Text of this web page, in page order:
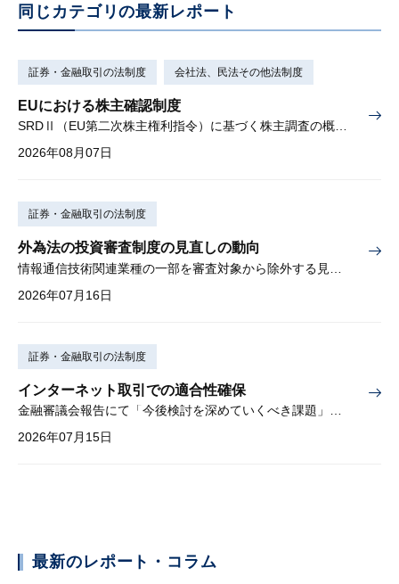
同じカテゴリの最新レポート
証券・金融取引の法制度 会社法、民法その他法制度
EUにおける株主確認制度
SRDⅡ（EU第二次株主権利指令）に基づく株主調査の概要と課題
2026年08月07日
証券・金融取引の法制度
外為法の投資審査制度の見直しの動向
2026年07月16日
証券・金融取引の法制度
インターネット取引での適合性確保
金融審議会報告にて「今後検討を深めていくべき課題」と明記
2026年07月15日
最新のレポート・コラム